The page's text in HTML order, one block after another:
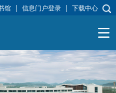
馆 | 信息门户登录 | 下载中心